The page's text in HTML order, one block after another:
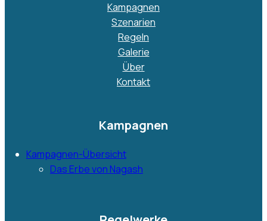
Kampagnen
Szenarien
Regeln
Galerie
Über
Kontakt
Kampagnen
Kampagnen-Übersicht
Das Erbe von Nagash